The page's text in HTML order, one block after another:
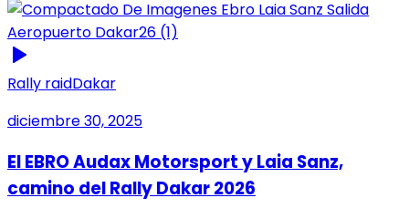
Rally raidDakar
diciembre 30, 2025
El EBRO Audax Motorsport y Laia Sanz,
camino del Rally Dakar 2026